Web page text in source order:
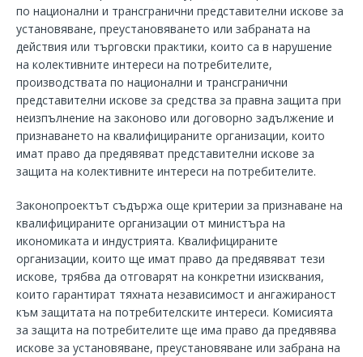
по национални и трансгранични представителни искове за
установяване, преустановяването или забраната на
действия или търговски практики, които са в нарушение
на колективните интереси на потребителите,
производствата по национални и трансгранични
представителни искове за средства за правна защита при
неизпълнение на законово или договорно задължение и
признаването на квалифицираните организации, които
имат право да предявяват представителни искове за
защита на колективните интереси на потребителите.
Законопроектът съдържа още критерии за признаване на
квалифицираните организации от министъра на
икономиката и индустрията. Квалифицираните
организации, които ще имат право да предявяват тези
искове, трябва да отговарят на конкретни изисквания,
които гарантират тяхната независимост и ангажираност
към защитата на потребителските интереси. Комисията
за защита на потребителите ще има право да предявява
искове за установяване, преустановяване или забрана на